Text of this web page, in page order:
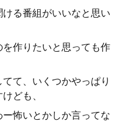
る番組がいいなと思い
作りたいと思っても作
て、いくつかやっぱり
ども、
怖いとかしか言ってな